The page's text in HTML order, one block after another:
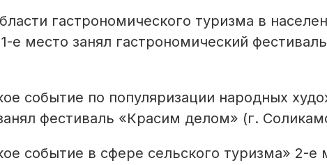
гастрономического туризма в
е место занял гастрономический
событие по популяризации народных
фестиваль «Красим делом» (г.
событие в сфере сельского туризма» 2-е